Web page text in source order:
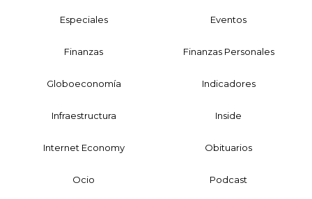
Especiales Eventos
Finanzas Finanzas Personales
Globoeconomía Indicadores
Infraestructura Inside
Internet Economy Obituarios
Ocio Podcast